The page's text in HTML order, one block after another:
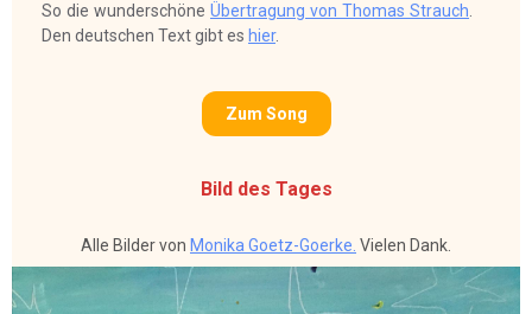
So die wunderschöne Übertragung von Thomas Strauch.
Den deutschen Text gibt es hier.
Zum Song
Bild des Tages
Alle Bilder von Monika Goetz-Goerke. Vielen Dank.